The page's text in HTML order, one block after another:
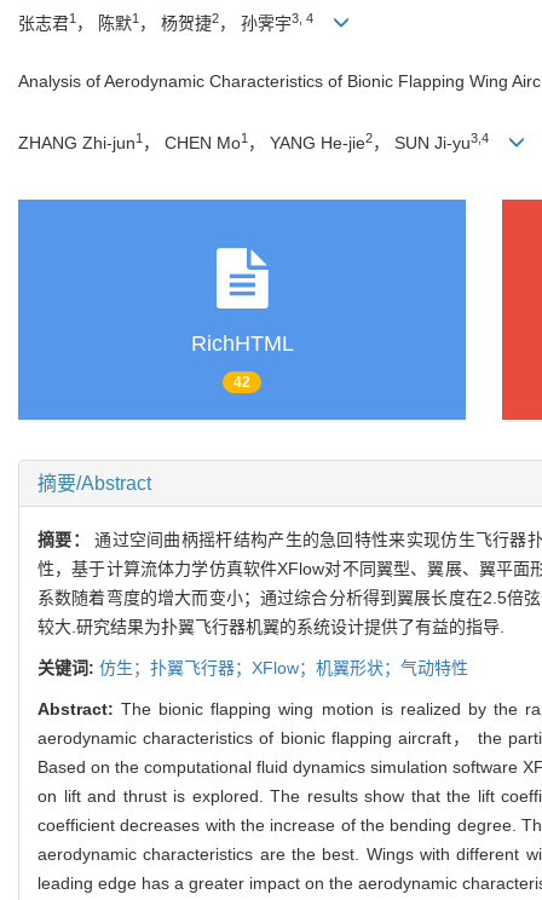
张志君1 ， 陈默1 ， 杨贺捷2， 孙霁宇3, 4
Analysis of Aerodynamic Characteristics of Bionic Flapping Wing
ZHANG Zhi-jun1 ， CHEN Mo1 ， YANG He-jie2， SUN Ji-yu3,4
RichHTML
42
摘要/Abstract
摘要：通过空间曲柄摇杆结构产生的急回特性来实现仿生飞行器
性，基于计算流体力学仿真软件XFlow对不同翼型、翼展、翼平
系数随着弯度的增大而变小；通过综合分析得到翼展长度在2.5倍
较大.研究结果为扑翼飞行器机翼的系统设计提供了有益的指导.
关键词: 仿生；扑翼飞行器；XFlow；机翼形状；气动特性
Abstract:The bionic flapping wing motion is realized by the
aerodynamic characteristics of bionic flapping aircraft， the
Based on the computational fluid dynamics simulation software
on lift and thrust is explored. The results show that the lift
coefficient decreases with the increase of the bending degree.
aerodynamic characteristics are the best. Wings with different
leading edge has a greater impact on the aerodynamic